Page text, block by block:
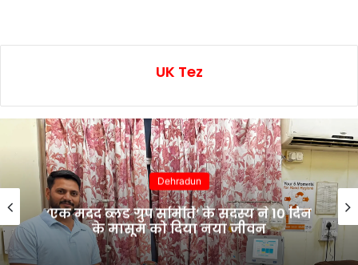
UK Tez
Dehradun
‘एक मदद ब्लड ग्रुप समिति’ के सदस्य ने 10 दिन
के मासूम को दिया नया जीवन